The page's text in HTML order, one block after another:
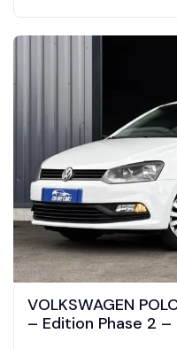
VOLKSWAGEN
– Edition Phase 2